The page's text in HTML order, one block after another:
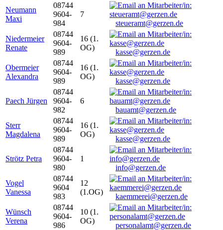
Neumann
Maxi
08744
9604-
984
7
steueramt@gerzen.de
Niedermeier
Renate
08744
9604-
989
16 (1.
OG)
kasse@gerzen.de
Obermeier
Alexandra
08744
9604-
989
16 (1.
OG)
kasse@gerzen.de
Paech Jürgen
08744
9604-
982
6
bauamt@gerzen.de
Sterr
Magdalena
08744
9604-
989
16 (1.
OG)
kasse@gerzen.de
Strötz Petra
08744
9604-
980
1
info@gerzen.de
Vogel
Vanessa
08744
9604
983
12
(1.OG)
kaemmerei@gerzen.de
Wünsch
Verena
08744
9604-
986
10 (1.
OG)
personalamt@gerzen.de